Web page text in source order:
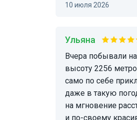
10 июля 2026
Ульяна
Вчера побывали на курортах Красной Поляны и поднялись по канатной дороге Альпика на
высоту 2256
само по себе
даже в такую
на мгновение
и по-своему